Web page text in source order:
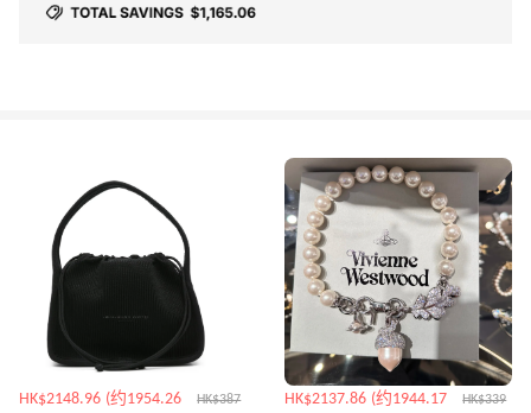
HK$2148.96 (约1954.26
HK$387
HK$2137.86 (约1944.17
HK$339